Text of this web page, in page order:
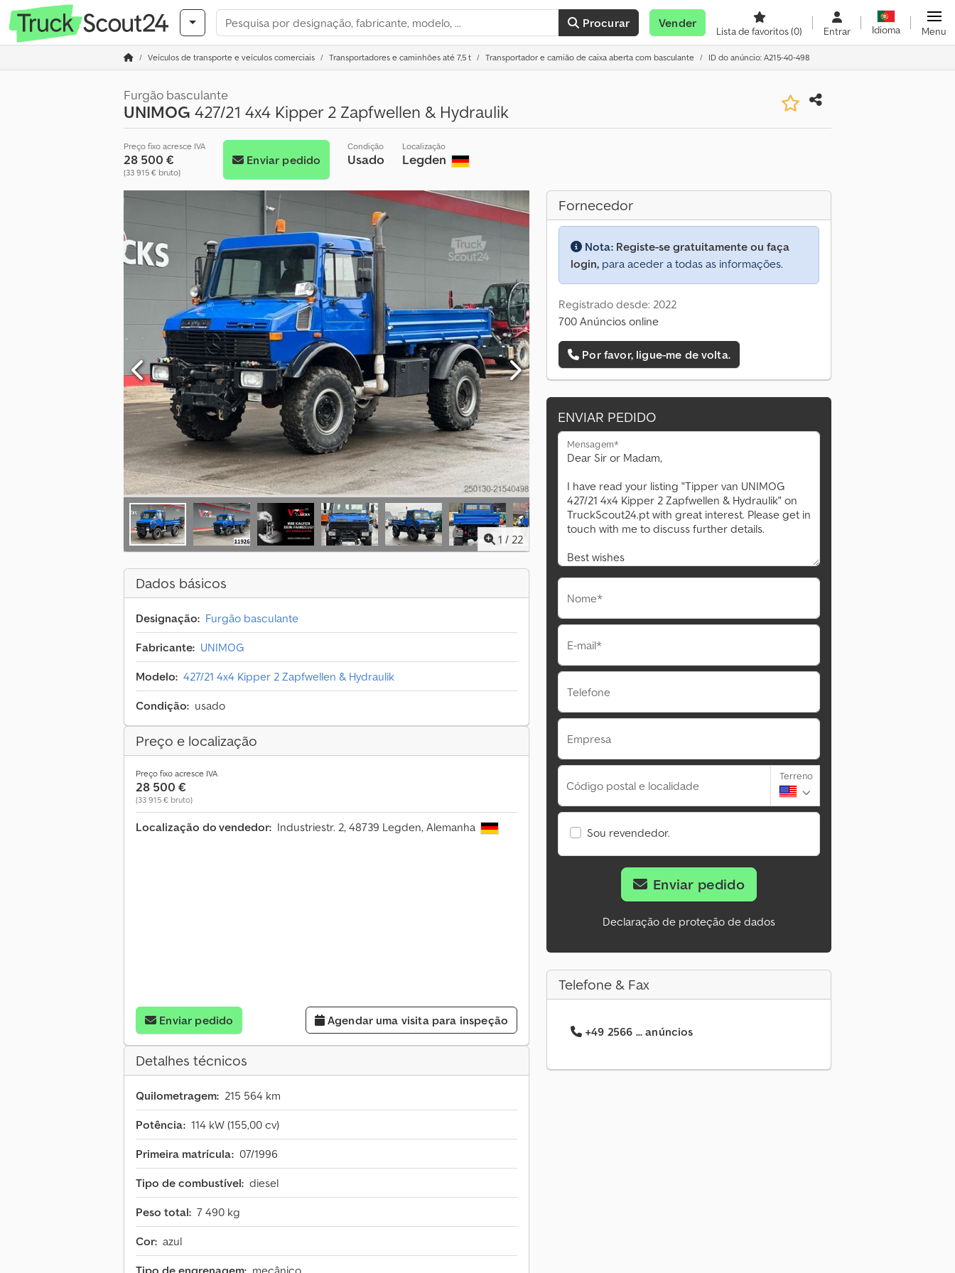
Procurar Vender
Lista de favoritos(0) Entrar Idioma Menu
Veículos de transporte e veículos comerciais Transportadores e caminhões até 7,5 t Transportador e camião de caixa aberta com basculante ID do anúncio: A215-40-498
Furgão basculante
UNIMOG 427/21 4x4 Kipper 2 Zapfwellen & Hydraulik
Preço fixo acresce IVA
28 500 €
(33 915 € bruto)
Enviar pedido
Condição
Usado
Localização
Legden
1 / 22
Dados básicos
Designação: Furgão basculante
Fabricante: UNIMOG
Modelo: 427/21 4x4 Kipper 2 Zapfwellen & Hydraulik
Condição: usado
Preço e localização
Preço fixo acresce IVA
28 500 €
(33 915 € bruto)
Localização do vendedor: Industriestr. 2, 48739 Legden, Alemanha
Enviar pedido Agendar uma visita para inspeção
Detalhes técnicos
Quilometragem: 215 564 km
Potência: 114 kW (155,00 cv)
Primeira matrícula: 07/1996
Tipo de combustível: diesel
Peso total: 7 490 kg
Cor: azul
Fornecedor
Nota: Registe-se gratuitamente ou faça
login, para aceder a todas as informações.
Registrado desde: 2022
700 Anúncios online
Por favor, ligue-me de volta.
ENVIAR PEDIDO
Mensagem*
Nome*
E-mail*
Telefone
Empresa
Código postal e localidade
Terreno
Sou revendedor.
Enviar pedido
Declaração de proteção de dados
Telefone & Fax
+49 2566 ... anúncios